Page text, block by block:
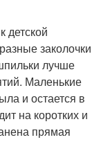
детской
заколочки
лучше
Маленькие
и остается в
на коротких и
прямая